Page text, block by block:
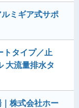
ミギア式サポ
トタイプ／止
大流量排水タ
株式会社ホー